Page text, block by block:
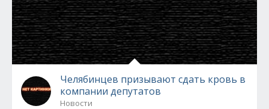
Челябинцев призывают сдать кровь в
компании депутатов
Новости